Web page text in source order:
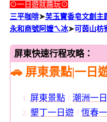
⊙一日遊就醬玩⊙
三平咖啡➤芙玉寶香皂文創主
永和商號阿嬤ㄟ冰➤可茵山枋
屏東快速行程攻略：
🚗 屏東景點|一日
屏東景點 / 潮洲一
墾丁一日遊 / 恆春